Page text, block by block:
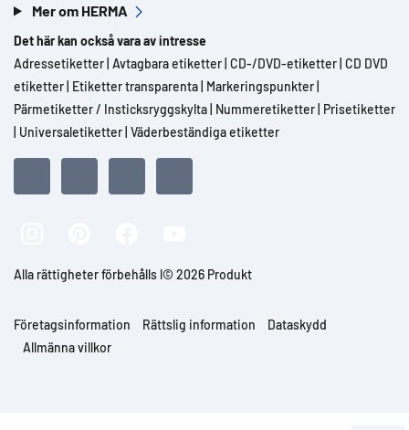
Mer om HERMA
Det här kan också vara av intresse
Adressetiketter Avtagbara etiketter CD-/DVD-etiketter CD DVD
etiketter Etiketter transparenta Markeringspunkter
Pärmetiketter / Insticksryggskylta Nummeretiketter Prisetiketter
Universaletiketter Väderbeständiga etiketter
Alla rättigheter förbehålls l© 2026 Produkt
Företagsinformation Rättslig information
Dataskydd
Allmänna villkor